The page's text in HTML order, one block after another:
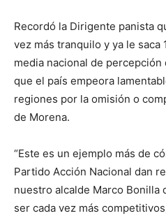
Recordó la Dirigente panista
vez más tranquilo y ya le
media nacional de
que el país empeora
regiones por la omisión o
de Morena.
“Este es un ejemplo más de
Partido Acción Nacional dan
nuestro alcalde Marco Bonilla
ser cada vez más